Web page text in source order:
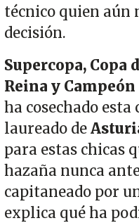
técnico quien aún
decisión.
Supercopa, Copa
Reina y Campeón
ha cosechado
laureado de
para estas chicas
hazaña nunca
capitaneado por
explica qué ha